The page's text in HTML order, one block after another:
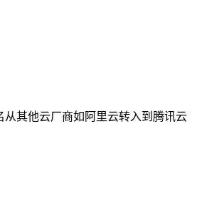
从其他云厂商如阿里云转入到腾讯云